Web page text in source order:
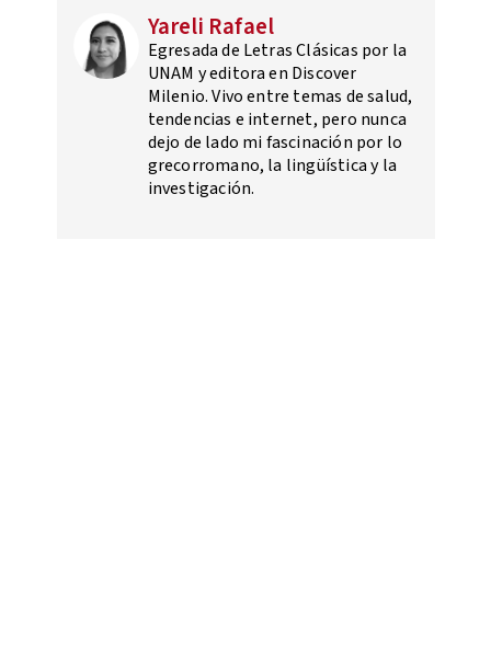
Yareli Rafael
Egresada de Letras Clásicas por la
UNAM y editora en Discover
Milenio. Vivo entre temas de salud,
tendencias e internet, pero nunca
dejo de lado mi fascinación por lo
grecorromano, la lingüística y la
investigación.